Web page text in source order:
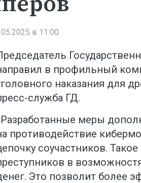
в 11:00
в профильный
наказания для
служба ГД.
меры
противодействие
соучастников.
в
Это позволит более